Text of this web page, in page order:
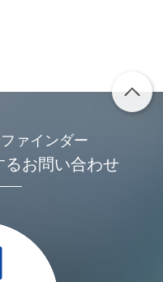
ァインダー
お問い合わせ